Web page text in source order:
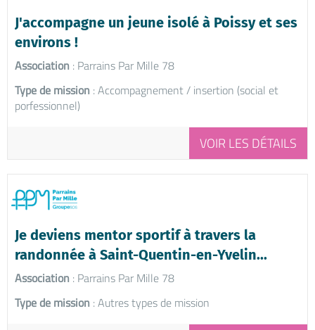
J'accompagne un jeune isolé à Poissy et ses
environs !
Association : Parrains Par Mille 78
Type de mission : Accompagnement / insertion (social et
porfessionnel)
VOIR LES DÉTAILS
Je deviens mentor sportif à travers la
randonnée à Saint-Quentin-en-Yvelin...
Association : Parrains Par Mille 78
Type de mission : Autres types de mission